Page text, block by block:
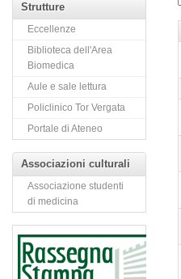
Strutture
Eccellenze
Biblioteca dell'Area
Biomedica
Aule e sale lettura
Policlinico Tor Vergata
Portale di Ateneo
Associazioni culturali
Associazione studenti
di medicina